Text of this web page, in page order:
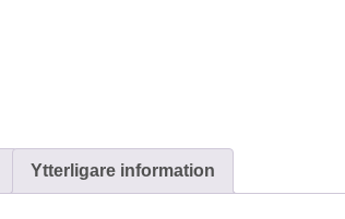
Ytterligare information